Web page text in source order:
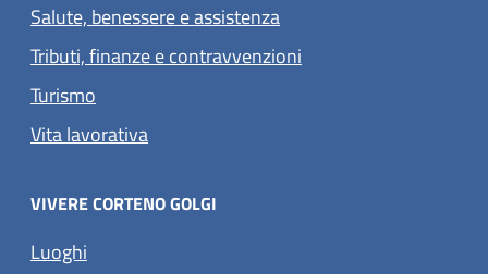
Salute, benessere e assistenza
Tributi, finanze e contravvenzioni
Turismo
Vita lavorativa
VIVERE CORTENO GOLGI
Luoghi